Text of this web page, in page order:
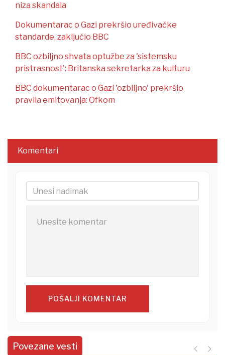
niza skandala
Dokumentarac o Gazi prekršio uređivačke
standarde, zaključio BBC
BBC ozbiljno shvata optužbe za 'sistemsku
pristrasnost': Britanska sekretarka za kulturu
BBC dokumentarac o Gazi 'ozbiljno' prekršio
pravila emitovanja: Ofkom
Komentari
POŠALJI KOMENTAR
Povezane vesti